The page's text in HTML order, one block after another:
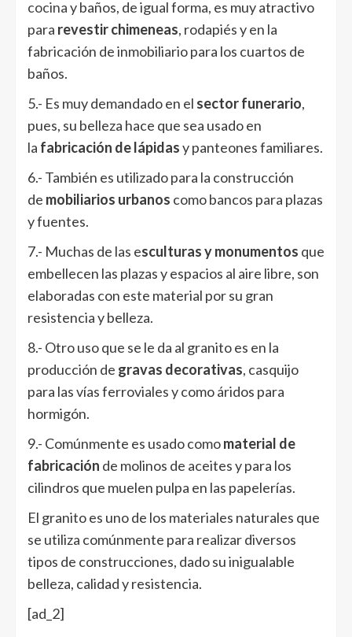
cocinay baños, de igual forma, es muy atractivo
para revestir chimeneas, rodapiés y en la
fabricación de inmobiliario para los cuartos de
baños.
5.- Es muy demandado en el sector funerario,
pues, su belleza hace que sea usado en
la fabricación de lápidasy panteones familiares.
6.- También es utilizado para la construcción
de mobiliarios urbanos como bancos para plazas
y fuentes.
7.- Muchas de las esculturas y monumentos que
embellecen las plazas y espacios al aire libre, son
elaboradas con este material por su gran
resistencia y belleza.
8.- Otro uso que se le da al granito es en la
producción de gravas decorativas, casquijo
para las vías ferroviales y como áridos para
hormigón.
9.- Comúnmente es usado comomaterial de
fabricación de molinos de aceites y para los
cilindros que muelen pulpa en las papelerías.
El granito es uno de los materiales naturales que
se utiliza comúnmente para realizar diversos
tipos de construcciones, dado su inigualable
belleza, calidad y resistencia.
[ad_2]